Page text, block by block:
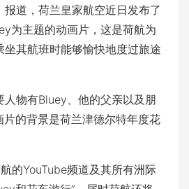
道，荷兰皇家航空近日发布了
为主题的动画片，这是荷航为
坐其航班时能够愉快地度过旅途
物有Bluey、他的父亲以及朋
的背景是荷兰津德尔特年度花
YouTube频道及其所有洲际